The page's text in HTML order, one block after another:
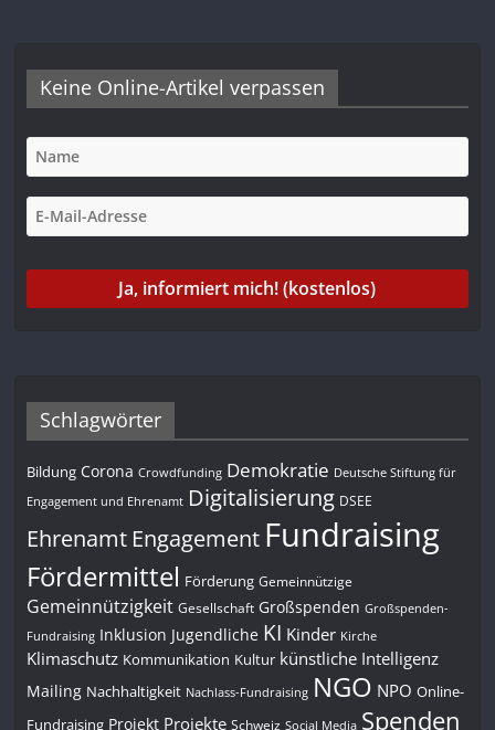
Keine Online-Artikel verpassen
Schlagwörter
Bildung Corona Crowdfunding Demokratie Deutsche Stiftung für
Engagement und Ehrenamt Digitalisierung DSEE
Ehrenamt Engagement Fundraising
Fördermittel Förderung Gemeinnützige
Gemeinnützigkeit Gesellschaft Großspenden Großspenden-
Fundraising Inklusion Jugendliche KI Kinder Kirche
Klimaschutz Kommunikation Kultur künstliche Intelligenz
Mailing Nachhaltigkeit Nachlass-Fundraising NGO NPO Online-
Fundraising Projekt Projekte Schweiz Social Media Spenden